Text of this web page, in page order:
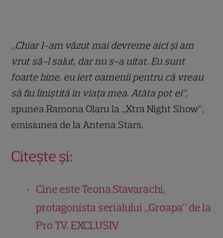
„Chiar l-am văzut mai devreme aici și am
vrut să-l salut, dar nu s-a uitat. Eu sunt
foarte bine, eu iert oamenii pentru că vreau
să fiu liniștită în viața mea. Atâta pot ei”,
spunea Ramona Olaru la „Xtra Night Show”,
emisiunea de la Antena Stars.
Citește și:
Cine este Teona Stavarachi,
protagonista serialului „Groapa” de la
Pro TV. EXCLUSIV